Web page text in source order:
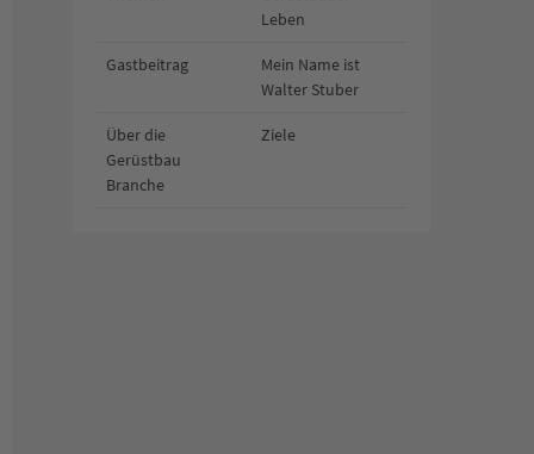
Leben
Gastbeitrag
Mein Name ist
Walter Stuber
Über die
Gerüstbau
Branche
Ziele